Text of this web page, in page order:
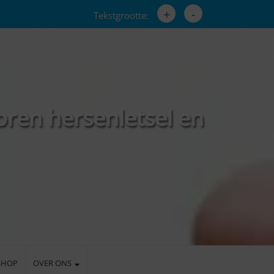
Tekstgrootte: + -
hersenletsel en
OVER ONS